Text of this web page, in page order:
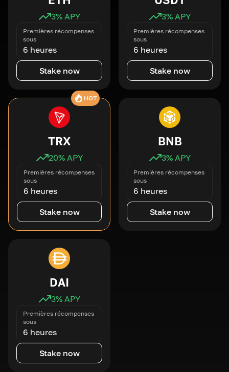
3% APY
Premières récompenses
sous
6 heures
Stake now
3% APY
Premières récompenses
sous
6 heures
Stake now
HOT
TRX
20% APY
Premières récompenses
sous
6 heures
Stake now
BNB
3% APY
Premières récompenses
sous
6 heures
Stake now
DAI
3% APY
Premières récompenses
sous
6 heures
Stake now